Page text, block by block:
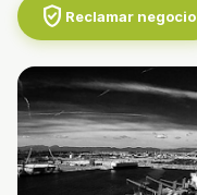
verified_user Reclamar negocio